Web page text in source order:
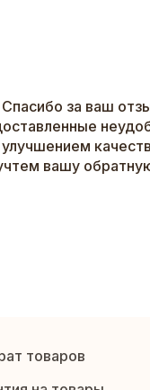
за ваш
вашу
товаров